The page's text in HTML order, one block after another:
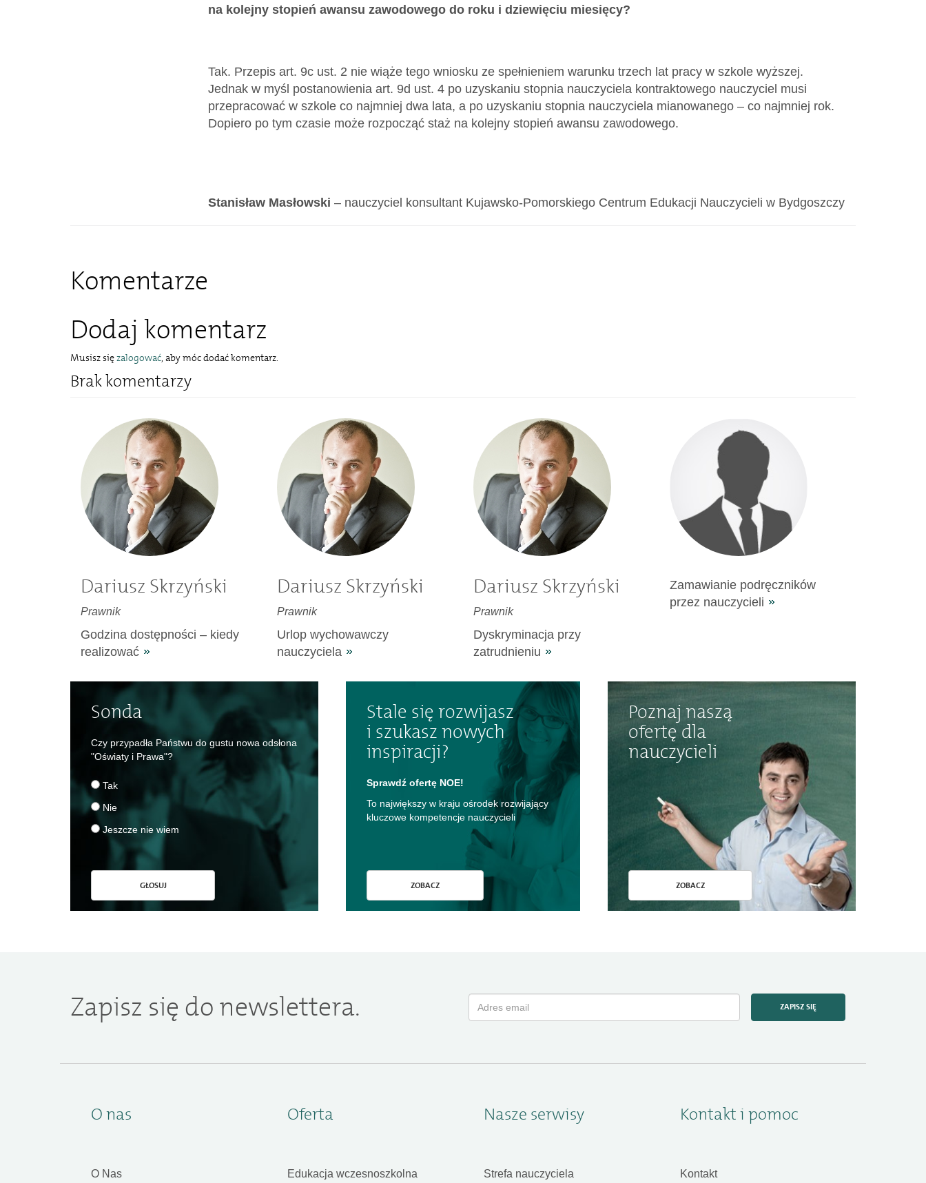
na kolejny stopień awansu zawodowego do roku i dziewięciu miesięcy?
Tak. Przepis art. 9c ust. 2 nie wiąże tego wniosku ze spełnieniem warunku trzech lat pracy w szkole wyższej.
Jednak w myśl postanowienia art. 9d ust. 4 po uzyskaniu stopnia nauczyciela kontraktowego nauczyciel musi
przepracować w szkole co najmniej dwa lata, a po uzyskaniu stopnia nauczyciela mianowanego – co najmniej rok.
Dopiero po tym czasie może rozpocząć staż na kolejny stopień awansu zawodowego.
Stanisław Masłowski – nauczyciel konsultant Kujawsko-Pomorskiego Centrum Edukacji Nauczycieli w Bydgoszczy
Komentarze
Dodaj komentarz
Musisz sięzalogować, aby móc dodać komentarz.
Brak komentarzy
Dariusz Skrzyński
Prawnik
Godzina dostępności – kiedy
realizować
Dariusz Skrzyński
Prawnik
Urlop wychowawczy
nauczyciela
Dariusz Skrzyński
Prawnik
Dyskryminacja przy
zatrudnieniu
Zamawianie podręczników
przez nauczycieli
Sonda
Czy przypadła Państwu do gustu nowa odsłona
"Oświaty i Prawa"?
Tak
Nie
Jeszcze nie wiem
GŁOSUJ
Stale się rozwijasz
i szukasz nowych
inspiracji?
Sprawdź ofertę NOE!
To największy w kraju ośrodek rozwijający
kluczowe kompetencje nauczycieli
ZOBACZ
Poznaj naszą
ofertę dla
nauczycieli
ZOBACZ
Zapisz się do newslettera. ZAPISZ SIĘ
O nas
O Nas
Oferta
Edukacja wczesnoszkolna
Nasze serwisy
Strefa nauczyciela
Kontakt i pomoc
Kontakt